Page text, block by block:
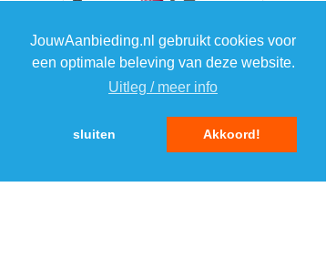
JouwAanbieding.nl gebruikt cookies voor
een optimale beleving van deze website.
Uitleg / meer info
sluiten Akkoord!
5 5